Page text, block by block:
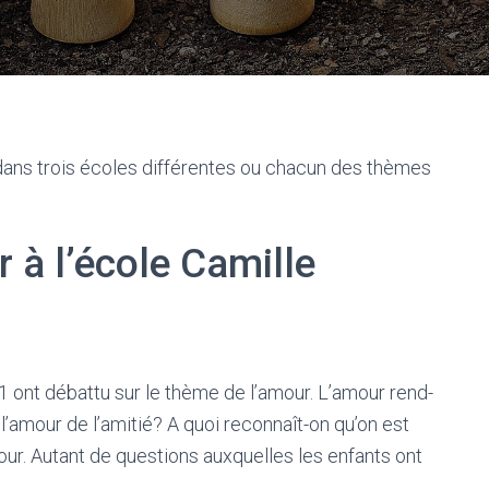
trois écoles différentes ou chacun des thèmes
à l’école Camille
débattu sur le thème de l’amour. L’amour rend-
de l’amitié? A quoi reconnaît-on qu’on est
Autant de questions auxquelles les enfants ont